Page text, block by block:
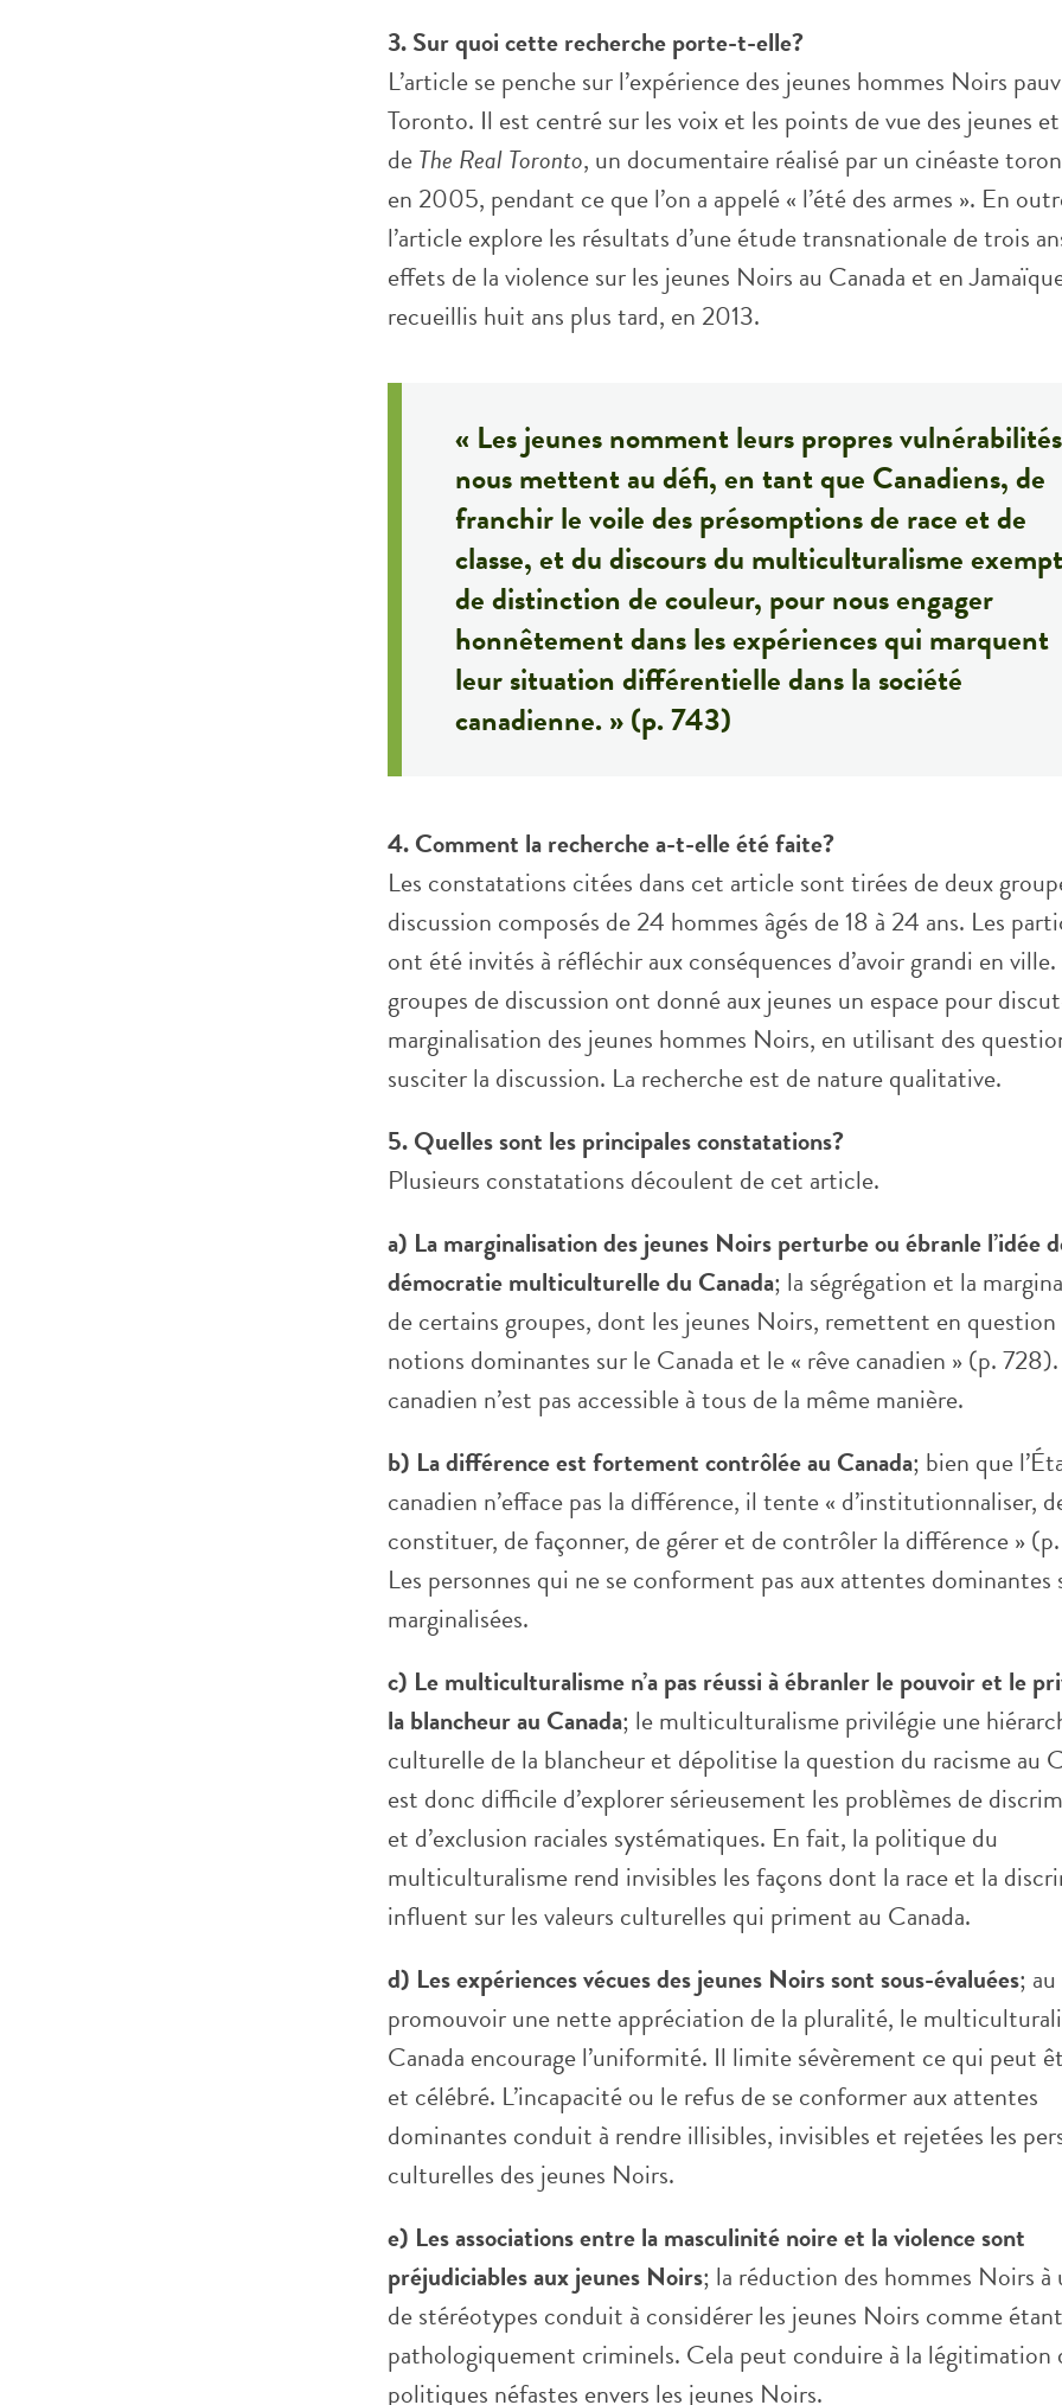
3. Sur quoi cette recherche porte-t-elle?
L’article se penche sur l’expérience des jeunes hommes Noirs
Toronto. Il est centré sur les voix et les points de vue des jeunes et
deThe Real Toronto, un documentaire réalisé par un cinéaste
en 2005, pendant ce que l’on a appelé « l’été des armes ». En
l’article explore les résultats d’une étude transnationale de trois
effets de la violence sur les jeunes Noirs au Canada et en
recueillis huit ans plus tard, en 2013.
« Les jeunes nomment leurs propres
nous mettent au défi, en tant que Canadiens, de
franchir le voile des présomptions de race et de
classe, et du discours du multiculturalisme exempt
de distinction de couleur, pour nous engager
honnêtement dans les expériences qui marquent
leur situation différentielle dans la société
canadienne. » (p. 743)
4. Comment la recherche a-t-elle été faite?
Les constatations citées dans cet article sont tirées de deux
discussion composés de 24 hommes âgés de 18 à 24 ans. Les
ont été invités à réfléchir aux conséquences d’avoir grandi en ville.
groupes de discussion ont donné aux jeunes un espace pour
marginalisation des jeunes hommes Noirs, en utilisant des
susciter la discussion. La recherche est de nature qualitative.
5. Quelles sont les principales constatations?
Plusieurs constatations découlent de cet article.
a) La marginalisation des jeunes Noirs perturbe ou ébranle l’idée
démocratie multiculturelle du Canada; la ségrégation et la
de certains groupes, dont les jeunes Noirs, remettent en question
notions dominantes sur le Canada et le « rêve canadien » (p.
canadien n’est pas accessible à tous de la même manière.
b) La différence est fortement contrôlée au Canada; bien que
canadien n’efface pas la différence, il tente « d’institutionnaliser,
constituer, de façonner, de gérer et de contrôler la différence »
Les personnes qui ne se conforment pas aux attentes dominantes
marginalisées.
c) Le multiculturalisme n’a pas réussi à ébranler le pouvoir et le
la blancheur au Canada; le multiculturalisme privilégie une
culturelle de la blancheur et dépolitise la question du racisme au
est donc difficile d’explorer sérieusement les problèmes de
et d’exclusion raciales systématiques. En fait, la politique du
multiculturalisme rend invisibles les façons dont la race et la
influent sur les valeurs culturelles qui priment au Canada.
d) Les expériences vécues des jeunes Noirs sont sous-évaluées;
promouvoir une nette appréciation de la pluralité, le
Canada encourage l’uniformité. Il limite sévèrement ce qui peut
et célébré. L’incapacité ou le refus de se conformer aux attentes
dominantes conduit à rendre illisibles, invisibles et rejetées les
culturelles des jeunes Noirs.
e) Les associations entre la masculinité noire et la violence sont
préjudiciables aux jeunes Noirs; la réduction des hommes Noirs à
de stéréotypes conduit à considérer les jeunes Noirs comme étant
pathologiquement criminels. Cela peut conduire à la légitimation
politiques néfastes envers les jeunes Noirs.